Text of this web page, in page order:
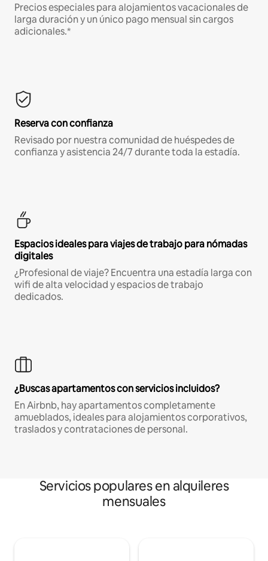
Precios especiales para alojamientos vacacionales de
larga duración y un único pago mensual sin cargos
adicionales.*
Reserva con confianza
Revisado por nuestra comunidad de huéspedes de
confianza y asistencia 24/7 durante toda la estadía.
Espacios ideales para viajes de trabajo para nómadas
digitales
¿Profesional de viaje? Encuentra una estadía larga con
wifi de alta velocidad y espacios de trabajo
dedicados.
¿Buscas apartamentos con servicios incluidos?
En Airbnb, hay apartamentos completamente
amueblados, ideales para alojamientos corporativos,
traslados y contrataciones de personal.
Servicios populares en alquileres
mensuales